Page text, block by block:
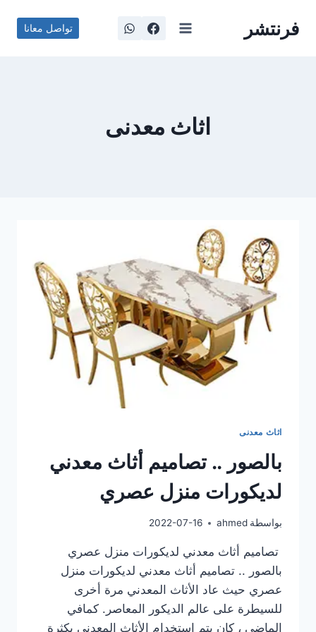
فرنتشر تواصل معانا
اثاث معدنى
اثاث معدنى
بالصور .. تصاميم أثاث معدني
لديكورات منزل عصري
بواسطة ahmed
2022-07-16
تصاميم أثاث معدني لديكورات منزل عصري
بالصور .. تصاميم أثاث معدني لديكورات منزل
عصري حيث عاد الأثاث المعدني مرة أخرى
للسيطرة على عالم الديكور المعاصر. كمافي
الماضي ، كان يتم استخدام الأثاث المعدني بكثرة